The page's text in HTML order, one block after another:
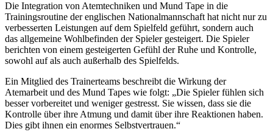
Die Integration von Atemtechniken und Mund Tape in die
Trainingsroutine der englischen Nationalmannschaft hat nicht nur zu
verbesserten Leistungen auf dem Spielfeld geführt, sondern auch
das allgemeine Wohlbefinden der Spieler gesteigert. Die Spieler
berichten von einem gesteigerten Gefühl der Ruhe und Kontrolle,
sowohl auf als auch außerhalb des Spielfelds.
Ein Mitglied des Trainerteams beschreibt die Wirkung der
Atemarbeit und des Mund Tapes wie folgt: „Die Spieler fühlen sich
besser vorbereitet und weniger gestresst. Sie wissen, dass sie die
Kontrolle über ihre Atmung und damit über ihre Reaktionen haben.
Dies gibt ihnen ein enormes Selbstvertrauen.“